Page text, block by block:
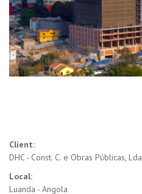
Client:
DHC - Const. C. e Obras Públicas, Lda
Local:
Luanda - Angola